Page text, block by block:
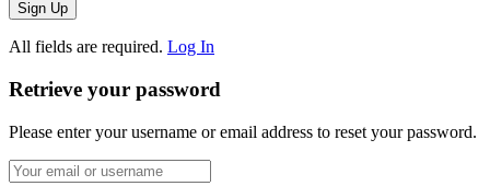
All fields are required. Log In
Retrieve your password
Please enter your username or email address to reset your password.